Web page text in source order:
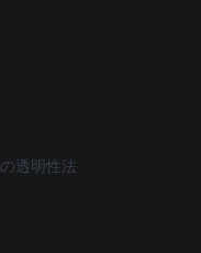
透明性法